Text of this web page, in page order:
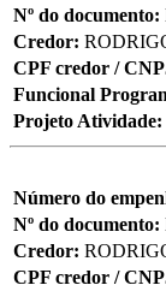
Nº do documento:
Credor:
CPF credor /
Funcional
Projeto Atividade:
Número do
Nº do documento:
Credor:
CPF credor /